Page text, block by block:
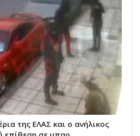
της ΕΛΑΣ και ο ανήλικος